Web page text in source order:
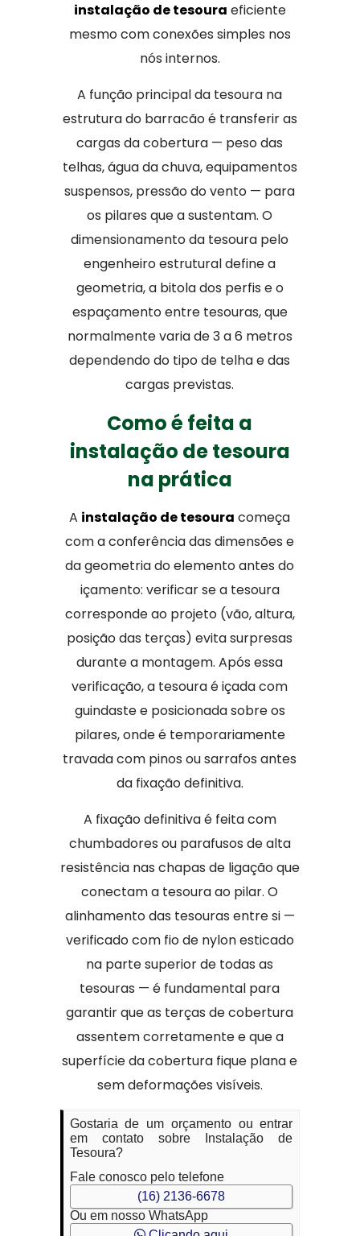
instalação de tesoura eficiente
mesmo com conexões simples nos
nós internos.
A função principal da tesoura na
estrutura do barracão é transferir as
cargas da cobertura — peso das
telhas, água da chuva, equipamentos
suspensos, pressão do vento — para
os pilares que a sustentam. O
dimensionamento da tesoura pelo
engenheiro estrutural define a
geometria, a bitola dos perfis e o
espaçamento entre tesouras, que
normalmente varia de 3 a 6 metros
dependendo do tipo de telha e das
cargas previstas.
Como é feita a
instalação de tesoura
na prática
A instalação de tesoura começa
com a conferência das dimensões e
da geometria do elemento antes do
içamento: verificar se a tesoura
corresponde ao projeto (vão, altura,
posição das terças) evita surpresas
durante a montagem. Após essa
verificação, a tesoura é içada com
guindaste e posicionada sobre os
pilares, onde é temporariamente
travada com pinos ou sarrafos antes
da fixação definitiva.
A fixação definitiva é feita com
chumbadores ou parafusos de alta
resistência nas chapas de ligação que
conectam a tesoura ao pilar. O
alinhamento das tesouras entre si —
verificado com fio de nylon esticado
na parte superior de todas as
tesouras — é fundamental para
garantir que as terças de cobertura
assentem corretamente e que a
superfície da cobertura fique plana e
sem deformações visíveis.
Gostaria de um orçamento ou entrar
em contato sobre Instalação de
Tesoura?
Fale conosco pelo telefone
(16) 2136-6678
Ou em nosso WhatsApp